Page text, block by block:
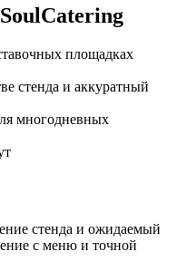
площадках
стенда и аккуратный
многодневных
стенда и ожидаемый
с меню и точной